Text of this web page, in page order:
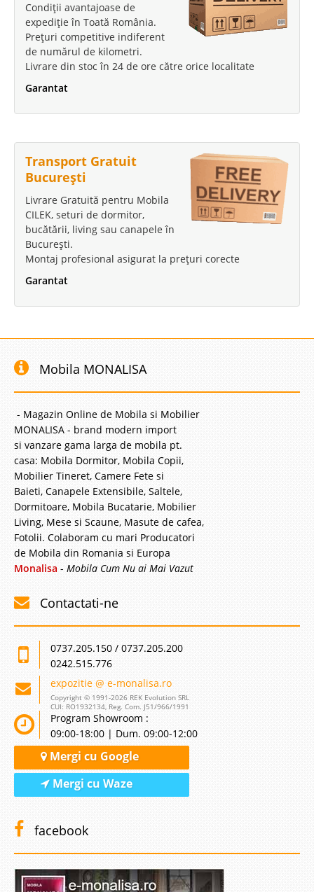
Condiții avantajoase de
expediție în Toată România.
Prețuri competitive indiferent
de numărul de kilometri.
Livrare din stoc în 24 de ore către orice localitate
Garantat
Transport Gratuit
București
Livrare Gratuită pentru Mobila
CILEK, seturi de dormitor,
bucătării, living sau canapele în
București.
Montaj profesional asigurat la prețuri corecte
Garantat
Mobila MONALISA
- Magazin Online de Mobila si Mobilier
MONALISA - brand modern import
si vanzare gama larga de mobila pt.
casa: Mobila Dormitor, Mobila Copii,
Mobilier Tineret, Camere Fete si
Baieti, Canapele Extensibile, Saltele,
Dormitoare, Mobila Bucatarie, Mobilier
Living, Mese si Scaune, Masute de cafea,
Fotolii. Colaboram cu mari Producatori
de Mobila din Romania si Europa
Monalisa - Mobila Cum Nu ai Mai Vazut
Contactati-ne
0737.205.150 / 0737.205.200
0242.515.776
expozitie @ e-monalisa.ro
Copyright © 1991-2026 REK Evolution SRL
CUI: RO1932134, Reg. Com. J51/966/1991
Program Showroom :
09:00-18:00 | Dum. 09:00-12:00
Mergi cu Google
Mergi cu Waze
facebook